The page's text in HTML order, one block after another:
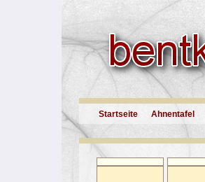
Startseite Ahnentafel